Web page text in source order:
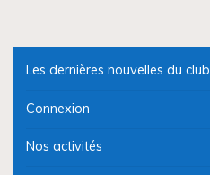
Les dernières nouvelles du club
Connexion
Nos activités